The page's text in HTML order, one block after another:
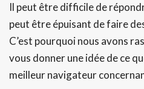
Il peut être difficile de
peut être épuisant de faire
C’est pourquoi nous avons
vous donner une idée de ce
meilleur navigateur